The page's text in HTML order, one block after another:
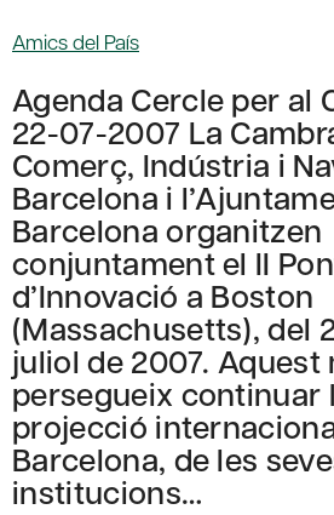
Amics del País
Agenda Cercle per al
22-07-2007 La
Comerç, Indústria i
Barcelona i
Barcelona organitzen
conjuntament el II
d’Innovació a Boston
(Massachusetts), del
juliol de 2007. Aquest
persegueix continuar
projecció
Barcelona, de les
institucions…